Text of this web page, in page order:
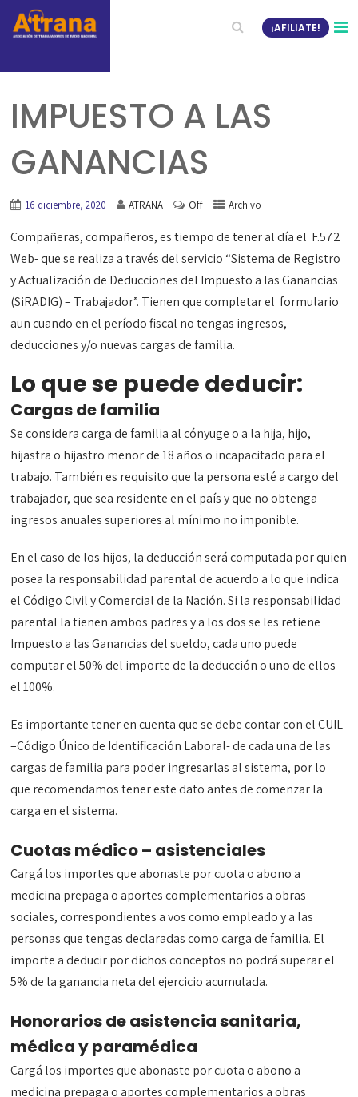
¡AFILIATE!
IMPUESTO A LAS
GANANCIAS
16 diciembre, 2020 ATRANA Off Archivo
Compañeras, compañeros, es tiempo de tener al día el F.572
Web- que se realiza a través del servicio “Sistema de Registro
y Actualización de Deducciones del Impuesto a las Ganancias
(SiRADIG) – Trabajador”. Tienen que completar el formulario
aun cuando en el período fiscal no tengas ingresos,
deducciones y/o nuevas cargas de familia.
Lo que se puede deducir:
Cargas de familia
Se considera carga de familia al cónyuge o a la hija, hijo,
hijastra o hijastro menor de 18 años o incapacitado para el
trabajo. También es requisito que la persona esté a cargo del
trabajador, que sea residente en el país y que no obtenga
ingresos anuales superiores al mínimo no imponible.
En el caso de los hijos, la deducción será computada por quien
posea la responsabilidad parental de acuerdo a lo que indica
el Código Civil y Comercial de la Nación. Si la responsabilidad
parental la tienen ambos padres y a los dos se les retiene
Impuesto a las Ganancias del sueldo, cada uno puede
computar el 50% del importe de la deducción o uno de ellos
el 100%.
Es importante tener en cuenta que se debe contar con el CUIL
–Código Único de Identificación Laboral- de cada una de las
cargas de familia para poder ingresarlas al sistema, por lo
que recomendamos tener este dato antes de comenzar la
carga en el sistema.
Cuotas médico – asistenciales
Cargá los importes que abonaste por cuota o abono a
medicina prepaga o aportes complementarios a obras
sociales, correspondientes a vos como empleado y a las
personas que tengas declaradas como carga de familia. El
importe a deducir por dichos conceptos no podrá superar el
5% de la ganancia neta del ejercicio acumulada.
Honorarios de asistencia sanitaria,
médica y paramédica
Cargá los importes que abonaste por cuota o abono a
medicina prepaga o aportes complementarios a obras